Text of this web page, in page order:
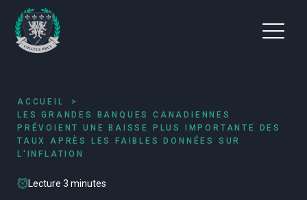
ACCUEIL
LES GRANDES BANQUES CANADIENNES
PRÉVOIENT UNE BAISSE PLUS IMPORTANTE DES
TAUX APRÈS LES FAIBLES DONNÉES SUR
L'INFLATION
Lecture 3 minutes